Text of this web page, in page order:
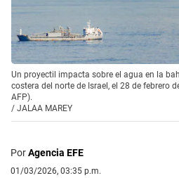
Un proyectil impacta sobre el agua en la
costera del norte de Israel, el 28 de febrero
AFP).
/ JALAA MAREY
PorAgencia EFE
01/03/2026, 03:35 p.m.